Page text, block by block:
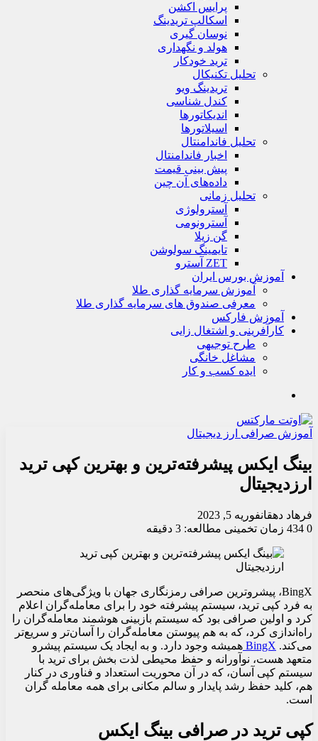
پرایس اکشن
اسکالپ تریدینگ
نوسان گیری
هولد و نگهداری
ترید خودکار
تحلیل تکنیکال
تریدینگ ویو
کندل شناسی
اندیکاتورها
اسیلاتورها
تحلیل فاندامنتال
اخبار فاندامنتال
پیش بینی قیمت
داده‌های آن چین
تحلیل زمانی
آسترولوژی
آسترونومی
گن زیلا
تايمينگ سولوشن
ZET آسترو
آموزش بورس ایران
آموزش سرمایه گذاری طلا
معرفی صندوق های سرمایه گذاری طلا
آموزش فارکس
کارآفرینی و اشتغال زایی
طرح توجیهی
مشاغل خانگی
ایده کسب و کار
آموزش صرافی ارز دیجیتال
بینگ ایکس پیشرفته‌ترین و بهترین کپی ترید
ارزدیجیتال
فرهاد دهقانفوریه 5, 2023
0
زمان تخمینی مطالعه: 3 دقیقه
BingX، پیشروترین صرافی رمزنگاری جهان با ویژگی‌های منحصر
به فرد کپی ترید، سیستم پیشرفته خود را برای معامله‌گران اعلام
کرد و اولین صرافی بود که سیستم بازبینی هوشمند معامله‌گران را
راه‌اندازی کرد، که به هم پیوستن معامله‌گران را آسان‌تر و سریع‌تر
می‌کند. BingX همیشه وجود دارد. و به ایجاد یک سیستم پیشرو
متعهد هست، نوآورانه و حفظ محیطی لذت بخش برای ترید با
سیستم کپی آسان، که در آن محوریت استعداد و فناوری در کنار
هم، کلید حفظ رشد پایدار و سالم مکانی برای همه معامله گران
است.
کپی ترید در صرافی بینگ ایکس